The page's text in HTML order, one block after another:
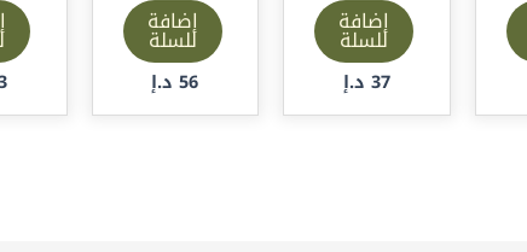
إضافة
للسلة
37 د.إ
إضافة
للسلة
56 د.إ